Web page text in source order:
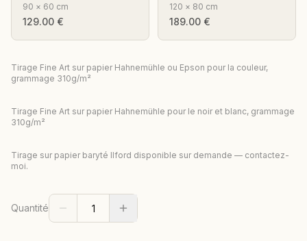
90 × 60 cm
129.00 €
120 × 80 cm
189.00 €
Tirage Fine Art sur papier Hahnemühle ou Epson pour la couleur,
grammage 310g/m²
Tirage Fine Art sur papier Hahnemühle pour le noir et blanc, grammage
310g/m²
Tirage sur papier baryté Ilford disponible sur demande — contactez-
moi.
Quantité